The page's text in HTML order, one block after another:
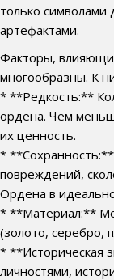
только символами
артефактами.
Факторы,
многообразны. К
* **Редкость:**
ордена. Чем
их ценность.
*
повреждений,
Ордена в
* **Материал:**
(золото, серебро,
* **Историческая
личностями,